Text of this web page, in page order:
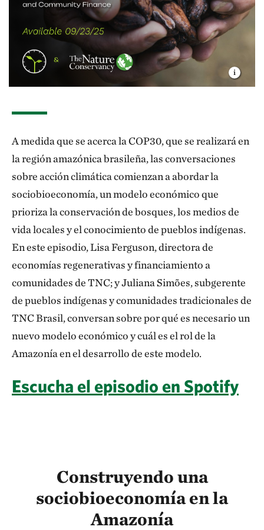
A medida que se acerca la COP30, que se realizará en
la región amazónica brasileña, las conversaciones
sobre acción climática comienzan a abordar la
sociobioeconomía, un modelo económico que
prioriza la conservación de bosques, los medios de
vida locales y el conocimiento de pueblos indígenas.
En este episodio, Lisa Ferguson, directora de
economías regenerativas y financiamiento a
comunidades de TNC; y Juliana Simões, subgerente
de pueblos indígenas y comunidades tradicionales de
TNC Brasil, conversan sobre por qué es necesario un
nuevo modelo económico y cuál es el rol de la
Amazonía en el desarrollo de este modelo.
Escucha el episodio en Spotify
Construyendo una
sociobioeconomía en la
Amazonía